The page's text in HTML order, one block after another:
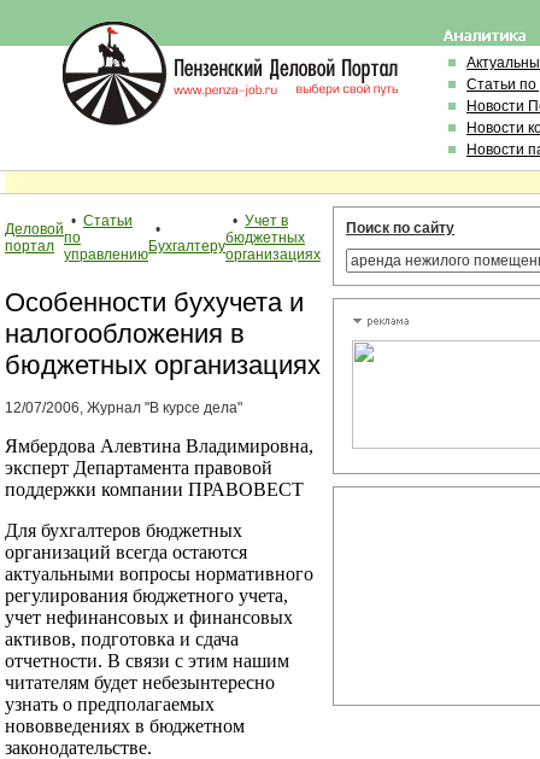
Статьи
Новости
Новости
Новости
Деловой
портал
• Статьи
по
управлению
•
Бухгалтеру
• Учет в
бюджетных
организациях
Особенности бухучета и
налогообложения в
бюджетных организациях
12/07/2006, Журнал "В курсе дела"
Ямбердова Алевтина Владимировна,
эксперт Департамента правовой
поддержки компании ПРАВОВЕСТ
Для бухгалтеров бюджетных
организаций всегда остаются
актуальными вопросы нормативного
регулирования бюджетного учета,
учет нефинансовых и финансовых
активов, подготовка и сдача
отчетности. В связи с этим нашим
читателям будет небезынтересно
узнать о предполагаемых
нововведениях в бюджетном
законодательстве.
Поиск по сайту